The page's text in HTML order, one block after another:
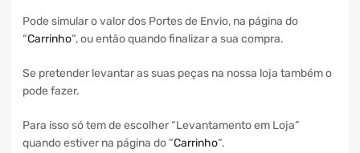
Pode simular o valor dos Portes de Envio, na página do
“Carrinho“, ou então quando finalizar a sua compra.
Se pretender levantar as suas peças na nossa loja também o
pode fazer.
Para isso só tem de escolher “Levantamento em Loja”
quando estiver na página do “Carrinho“.